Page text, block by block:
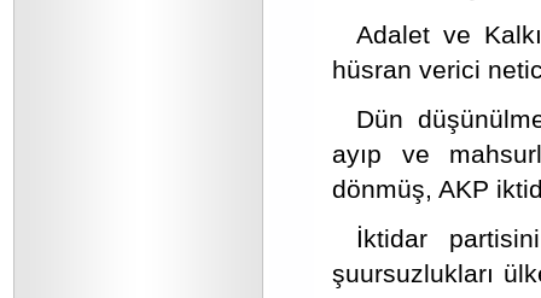
Adalet ve
hüsran verici
Dün
ayıp ve
dönmüş, AKP
İktidar
şuursuzlukları